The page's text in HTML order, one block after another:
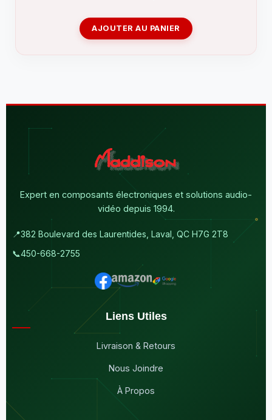
AJOUTER AU PANIER
Expert en composants électroniques et solutions audio-
vidéo depuis 1994.
📍382 Boulevard des Laurentides, Laval, QC H7G 2T8
📞450-668-2755
Liens Utiles
Livraison & Retours
Nous Joindre
À Propos